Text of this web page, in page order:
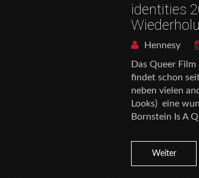
identities
Hennesy
Das Queer
findet schon
neben vielen
Looks)  eine
Bornstein Is A
Weiter